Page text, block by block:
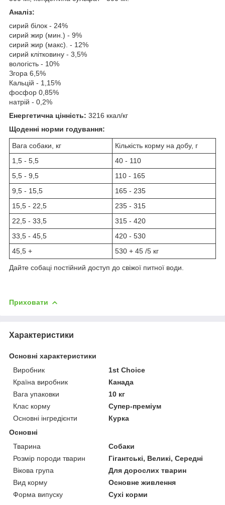
Аналіз:
сирий білок - 24%
сирий жир (мин.) - 9%
сирий жир (макс). - 12%
сирий клітковину - 3,5%
вологість - 10%
Згора 6,5%
Кальцій - 1,15%
фосфор 0,85%
натрій - 0,2%
Енергетична цінність: 3216 ккал/кг
Щоденні норми годування:
Вага собаки, кг
Кількість корму на добу, г
1,5 - 5,5
40 - 110
5,5 - 9,5
110 - 165
9,5 - 15,5
165 - 235
15,5 - 22,5
235 - 315
22,5 - 33,5
315 - 420
33,5 - 45,5
420 - 530
45,5 +
530 + 45 /5 кг
Дайте собаці постійний доступ до свіжої питної води.
Приховати
Характеристики
Основні характеристики
Виробник
1st Choice
Країна виробник
Канада
Вага упаковки
10 кг
Клас корму
Супер-преміум
Основні інгредієнти
Курка
Основні
Тварина
Собаки
Розмір породи тварин
Гігантські, Великі, Середні
Вікова група
Для дорослих тварин
Вид корму
Основне живлення
Форма випуску
Сухі корми